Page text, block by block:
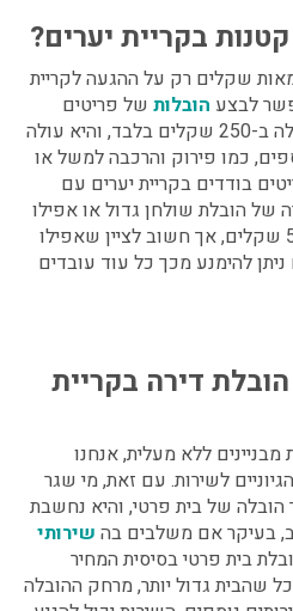
בקריית יערים?
שקלים רק על ההגעה לקריית
לבצע הובלות של פריטים
בודדים בעלות סמלית שמתחילה ב-250 שקלים בלבד, והיא עולה
כמו פירוק והרכבה למשל או
בודדים בקריית יערים עם
הובלת שולחן גדול או אפילו
פסנתר, יכולה להגיע גם ל-500 שקלים, אך חשוב לציין שאפילו
להימנע מכך כל עוד עובדים
הובלת דירה בקריית
מבניינים ללא מעלית, אנחנו
לשירות. עם זאת, מי שגר
הובלה של בית פרטי, והיא נחשבת
בעיקר אם משלבים בה שירותי
בית פרטי בסיסית המחיר
אך ככל שהבית גדול יותר, מרחק ההובלה